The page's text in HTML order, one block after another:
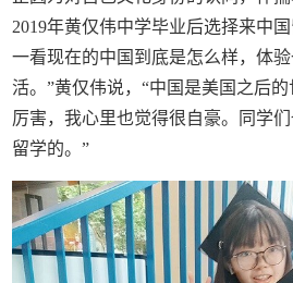
2019年黄仅伟中学毕业后选择来中
一看现在的中国到底是怎么样，体
活。”黄仅伟说，“中国是美国之后
厉害，我心里也觉得很自豪。同学
留学的。”